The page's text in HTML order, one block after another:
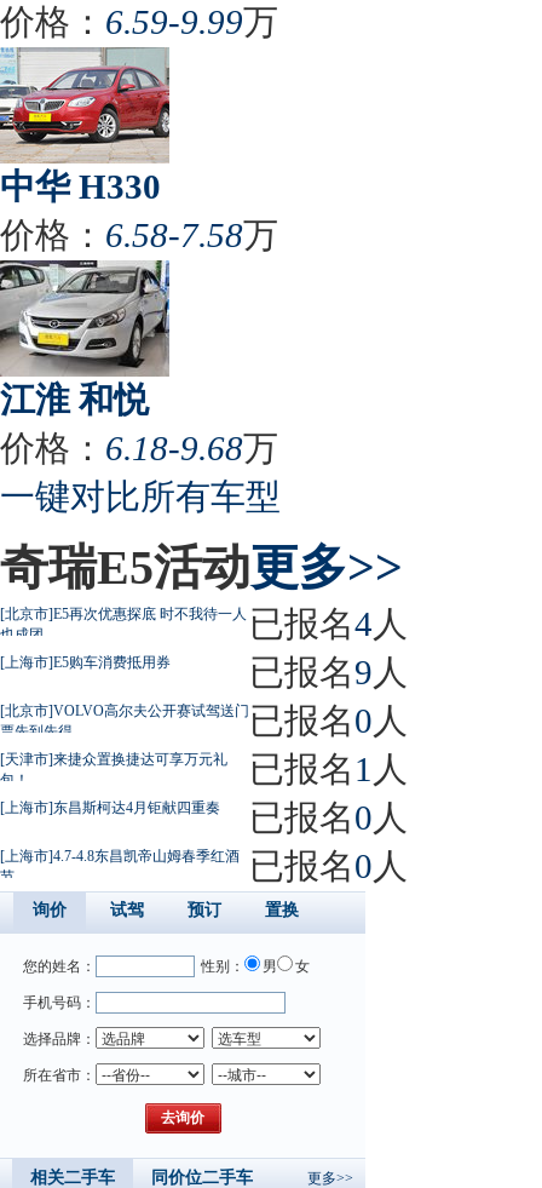
价格： 6.59-9.99万
中华 H330
价格： 6.58-7.58万
江淮 和悦
价格： 6.18-9.68万
一键对比所有车型
奇瑞E5活动更多>>
[北京市]E5再次优惠探底 时不我待一人
也成团
已报名4 人
[上海市]E5购车消费抵用券 已报名9 人
[北京市]VOLVO高尔夫公开赛试驾送门
票先到先得
已报名0 人
[天津市]来捷众置换捷达可享万元礼
包！
已报名1 人
[上海市]东昌斯柯达4月钜献四重奏 已报名0 人
[上海市]4.7-4.8东昌凯帝山姆春季红酒
节
已报名0 人
询价 试驾 预订 置换
您的姓名： 性别： 男 女
手机号码：
选择品牌：
所在省市：
相关二手车 同价位二手车 更多>>